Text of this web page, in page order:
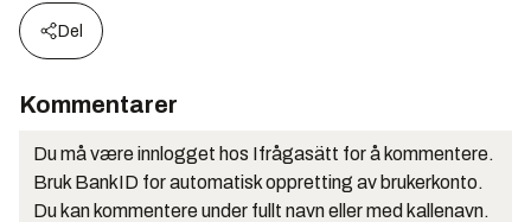
Del
Kommentarer
Du må være innlogget hos Ifrågasätt for å kommentere.
Bruk BankID for automatisk oppretting av brukerkonto.
Du kan kommentere under fullt navn eller med kallenavn.